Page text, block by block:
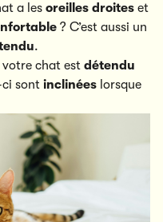
a les oreilles droites et
? C’est aussi un
.
votre chat est détendu
ci sont inclinées lorsque